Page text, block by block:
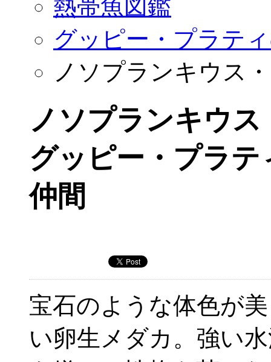
熱帯魚図鑑
グッピー・プラテ
ノソプランキウス
ノソプランキウ
グッピー・プラ
仲間
宝石のような体色が
い卵生メダカ。強い